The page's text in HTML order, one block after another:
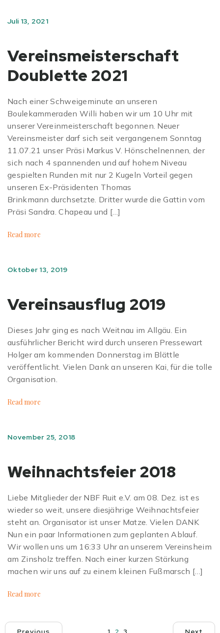
Juli 13, 2021
Vereinsmeisterschaft
Doublette 2021
Nach einer Schweigeminute an unseren
Boulekammeraden Willi haben wir um 10 Uhr mit
unserer Vereinmeisterschaft begonnen. Neuer
Vereinsmeister darf sich seit vergangenem Sonntag
11.07.21 unser Präsi Markus V. Hönschelnennen, der
sich nach 4 spannenden und auf hohem Niveau
gespielten Runden mit nur 2 Kugeln Vorteil gegen
unseren Ex-Präsidenten Thomas
Brinkmann durchsetzte. Dritter wurde die Gattin vom
Präsi Sandra. Chapeau und […]
Read more
Oktober 13, 2019
Vereinsausflug 2019
Dieses Jahr ging es nach Weitnau im Allgäu. Ein
ausführlicher Bericht wird durch unseren Pressewart
Holger am kommenden Donnerstag im Blättle
veröffentlicht. Vielen Dank an unseren Kai, für die tolle
Organisation.
Read more
November 25, 2018
Weihnachtsfeier 2018
Liebe Mitglieder der NBF Ruit e.V. am 08. Dez. ist es
wieder so weit, unsere diesjährige Weihnachtsfeier
steht an. Organisator ist unser Matze. Vielen DANK
Nun ein paar Informationen zum geplanten Ablauf.
Wir wollen uns um 16:33 Uhr an unserem Vereinsheim
am Zinsholz treffen. Nach einer kurzen Stärkung
machen wir uns auf zu einem kleinen Fußmarsch […]
Read more